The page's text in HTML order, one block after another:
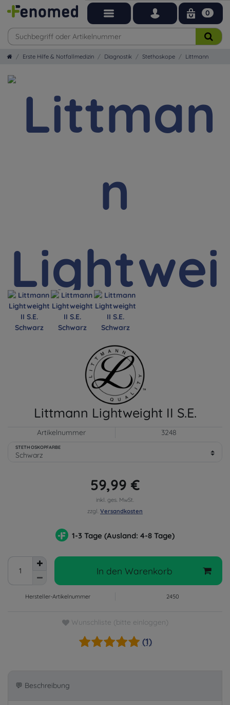
0
Erste Hilfe & Notfallmedizin Diagnostik Stethoskope Littmann
Littmann Lightweight II S.E.
Artikelnummer 3248
STETHOSKOPFARBE
59,99 €
inkl. ges. MwSt.
zzgl. Versandkosten
1-3 Tage (Ausland: 4-8 Tage)
In den Warenkorb
Hersteller-Artikelnummer 2450
Wunschliste (bitte einloggen)
(1)
💬 Beschreibung